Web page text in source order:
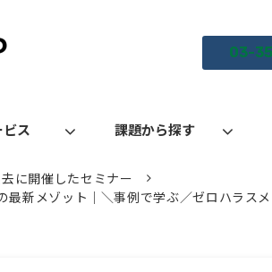
03-
ビス 課題から探す
に開催したセミナー
最新メゾット｜＼事例で学ぶ／ゼロハラス